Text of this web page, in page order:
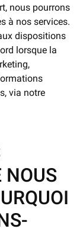
nous pourrons
à nos services.
dispositions
lorsque la
via notre
NOUS